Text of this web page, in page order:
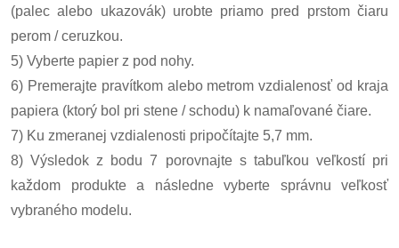
(palec alebo ukazovák) urobte priamo pred prstom čiaru
perom / ceruzkou.
5) Vyberte papier z pod nohy.
6) Premerajte pravítkom alebo metrom vzdialenosť od kraja
papiera (ktorý bol pri stene / schodu) k namaľované čiare.
7) Ku zmeranej vzdialenosti pripočítajte 5,7 mm.
8) Výsledok z bodu 7 porovnajte s tabuľkou veľkostí pri
každom produkte a následne vyberte správnu veľkosť
vybraného modelu.